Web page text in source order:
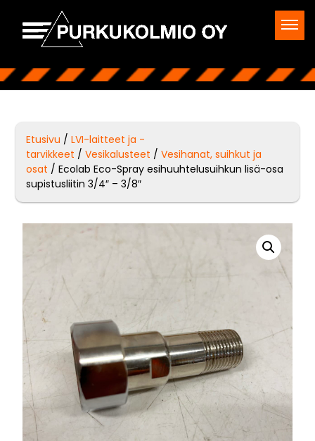
Etusivu /LVI-laitteet ja -
tarvikkeet /Vesikalusteet /Vesihanat, suihkut ja
osat / Ecolab Eco-Spray esihuuhtelusuihkun lisä-osa
supistusliitin 3/4″ – 3/8″